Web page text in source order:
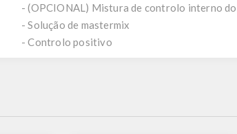
- (OPCIONAL) Mistura de controlo interno
- Solução de mastermix
- Controlo positivo